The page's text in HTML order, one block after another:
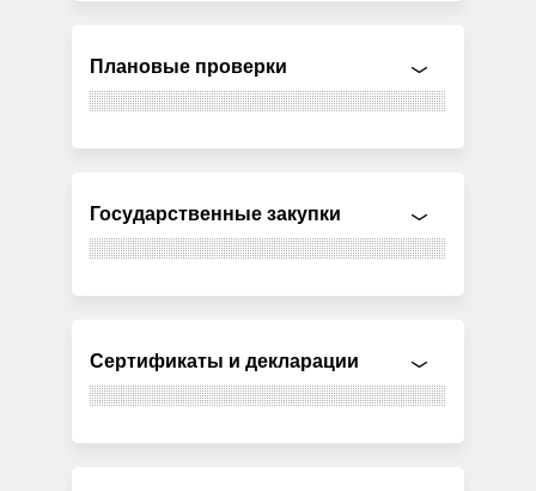
Плановые проверки
Государственные закупки
Сертификаты и декларации